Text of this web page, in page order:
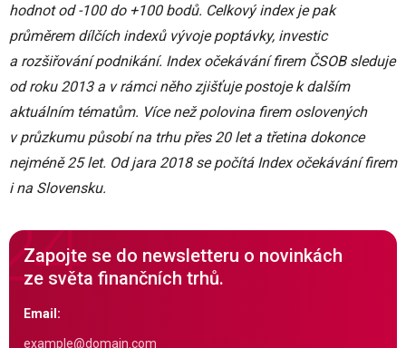
hodnot od -100 do +100 bodů. Celkový index je pak
průměrem dílčích indexů vývoje poptávky, investic
a rozšiřování podnikání. Index očekávání firem ČSOB sleduje
od roku 2013 a v rámci něho zjišťuje postoje k dalším
aktuálním tématům. Více než polovina firem oslovených
v průzkumu působí na trhu přes 20 let a třetina dokonce
nejméně 25 let. Od jara 2018 se počítá Index očekávání firem
i na Slovensku.
Zapojte se do newsletteru o novinkách
ze světa finančních trhů.
Email: